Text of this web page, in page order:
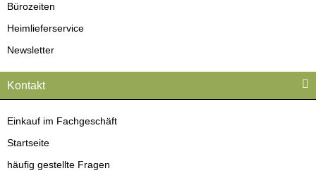
Bürozeiten
Heimlieferservice
Newsletter
Kontakt
Einkauf im Fachgeschäft
Startseite
häufig gestellte Fragen